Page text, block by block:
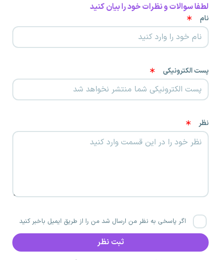
لطفا سوالات و نظرات خود را بیان کنید
نام
پست الکترونیکی
نظر
اگر پاسخی به نظر من ارسال شد من را از طریق ایمیل باخبر کنید